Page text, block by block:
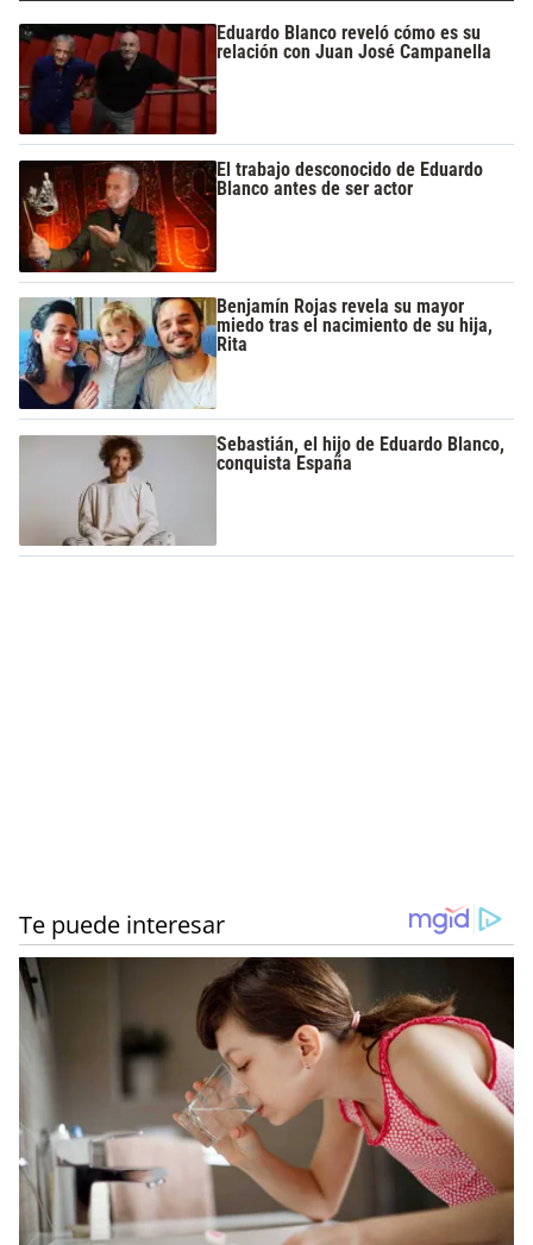
Eduardo Blanco reveló cómo es su
relación con Juan José Campanella
El trabajo desconocido de Eduardo
Blanco antes de ser actor
Benjamín Rojas revela su mayor
miedo tras el nacimiento de su hija,
Rita
Sebastián, el hijo de Eduardo Blanco,
conquista España